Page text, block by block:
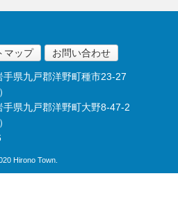
マップ お問い合わせ
手県九戸郡洋野町種市23-27
手県九戸郡洋野町大野8-47-2
Hirono Town.